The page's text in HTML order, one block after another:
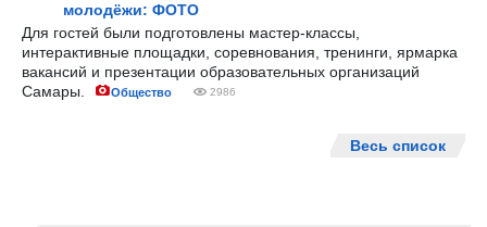
молодёжи: ФОТО
Для гостей были подготовлены мастер-классы,
интерактивные площадки, соревнования, тренинги, ярмарка
вакансий и презентации образовательных организаций
Самары.
Общество 2986
Весь список